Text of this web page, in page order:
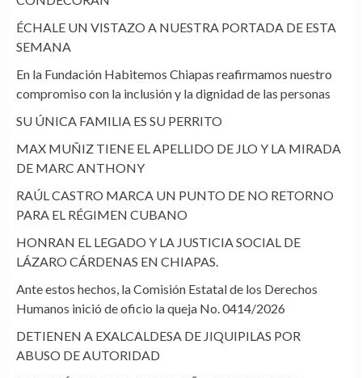
ÉCHALE UN VISTAZO A NUESTRA PORTADA DE ESTA
SEMANA
En la Fundación Habitemos Chiapas reafirmamos nuestro
compromiso con la inclusión y la dignidad de las personas
SU ÚNICA FAMILIA ES SU PERRITO
MAX MUÑIZ TIENE EL APELLIDO DE JLO Y LA MIRADA
DE MARC ANTHONY
RAÚL CASTRO MARCA UN PUNTO DE NO RETORNO
PARA EL RÉGIMEN CUBANO
HONRAN EL LEGADO Y LA JUSTICIA SOCIAL DE
LÁZARO CÁRDENAS EN CHIAPAS.
Ante estos hechos, la Comisión Estatal de los Derechos
Humanos inició de oficio la queja No. 0414/2026
DETIENEN A EXALCALDESA DE JIQUIPILAS POR
ABUSO DE AUTORIDAD